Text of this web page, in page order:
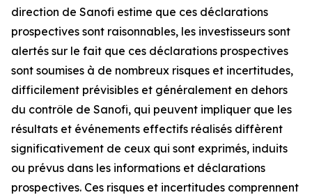
direction de Sanofi estime que ces déclarations
prospectives sont raisonnables, les investisseurs sont
alertés sur le fait que ces déclarations prospectives
sont soumises à de nombreux risques et incertitudes,
difficilement prévisibles et généralement en dehors
du contrôle de Sanofi, qui peuvent impliquer que les
résultats et événements effectifs réalisés diffèrent
significativement de ceux qui sont exprimés, induits
ou prévus dans les informations et déclarations
prospectives. Ces risques et incertitudes comprennent